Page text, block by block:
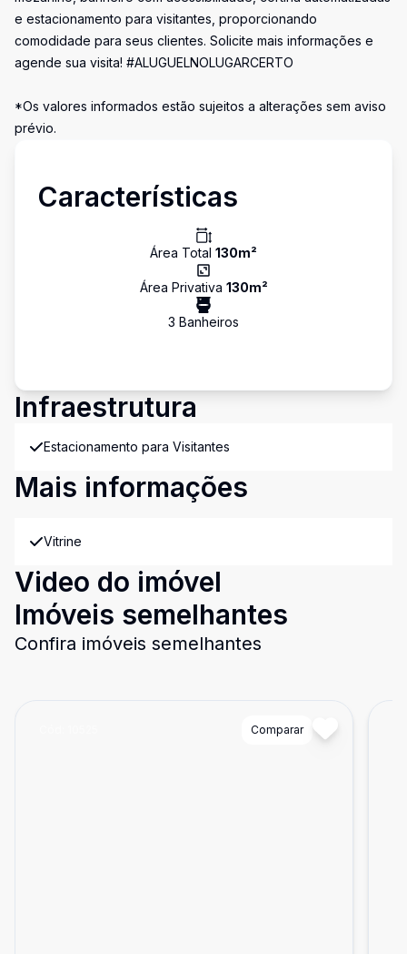
e estacionamento para visitantes, proporcionando
comodidade para seus clientes. Solicite mais informações e
agende sua visita! #ALUGUELNOLUGARCERTO
*Os valores informados estão sujeitos a alterações sem aviso
prévio.
Características
Área Total 130m²
Área Privativa 130m²
3 Banheiros
Infraestrutura
Estacionamento para Visitantes
Mais informações
Vitrine
Video do imóvel
Imóveis semelhantes
Confira imóveis semelhantes
Comparar